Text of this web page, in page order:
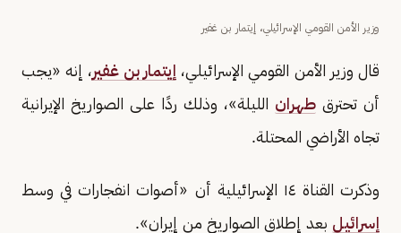
وزير الأمن القومي الإسرائيلي، إيتمار بن غفير
قال وزير الأمن القومي الإسرائيلي، إيتمار بن غفير، إنه «يجب
أن تحترق طهران الليلة»، وذلك ردًا على الصواريخ الإيرانية
تجاه الأراضي المحتلة.
وذكرت القناة ١٤ الإسرائيلية أن «أصوات انفجارات في وسط
إسرائيل بعد إطلاق الصواريخ من إيران».